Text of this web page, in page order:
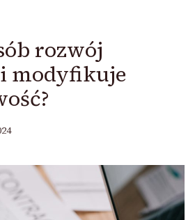
rozwój
modyfikuje